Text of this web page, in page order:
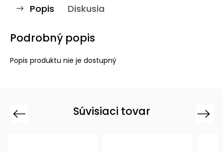
Popis Diskusia
Podrobný popis
Popis produktu nie je dostupný
Súvisiaci tovar
Previous Next